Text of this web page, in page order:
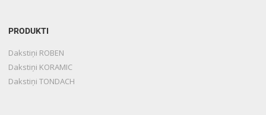
PRODUKTI
Dakstiņi ROBEN
Dakstiņi KORAMIC
Dakstiņi TONDACH